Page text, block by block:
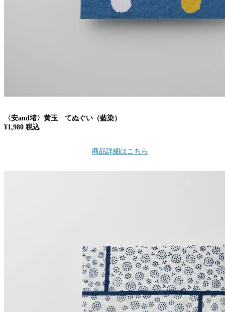
〈安and堵〉黄玉 てぬぐい（藍染）
¥1,980 税込
商品詳細はこちら